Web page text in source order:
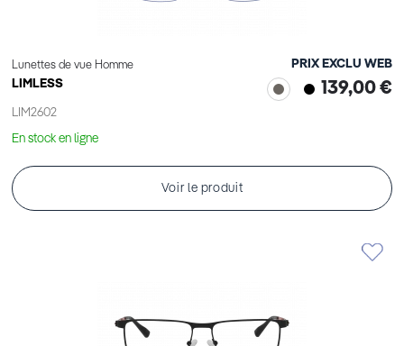
Lunettes de vue Homme
LIMLESS
LIM2602
PRIX EXCLU WEB
139,00 €
En stock en ligne
Voir le produit